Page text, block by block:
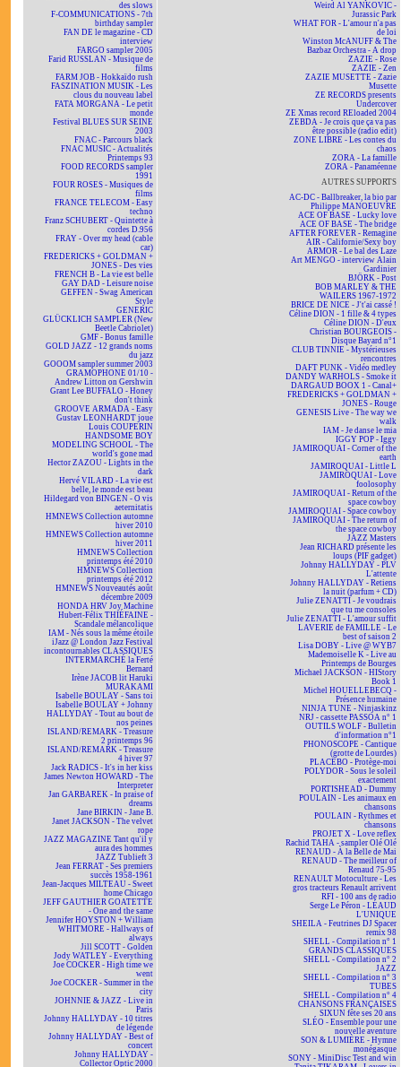
des slows
F-COMMUNICATIONS - 7th
birthday sampler
FAN DE le magazine - CD
interview
FARGO sampler 2005
Farid RUSSLAN - Musique de
films
FARM JOB - Hokkaïdo rush
FASZINATION MUSIK - Les
clous du nouveau label
FATA MORGANA - Le petit
monde
Festival BLUES SUR SEINE
2003
FNAC - Parcours black
FNAC MUSIC - Actualités
Printemps 93
FOOD RECORDS sampler
1991
FOUR ROSES - Musiques de
films
FRANCE TELECOM - Easy
techno
Franz SCHUBERT - Quintette à
cordes D.956
FRAY - Over my head (cable
car)
FREDERICKS + GOLDMAN +
JONES - Des vies
FRENCH B - La vie est belle
GAY DAD - Leisure noise
GEFFEN - Swag American
Style
GENERIC
GLÜCKLICH SAMPLER (New
Beetle Cabriolet)
GMF - Bonus famille
GOLD JAZZ - 12 grands noms
du jazz
GOOOM sampler summer 2003
GRAMOPHONE 01/10 -
Andrew Litton on Gershwin
Grant Lee BUFFALO - Honey
don't think
GROOVE ARMADA - Easy
Gustav LEONHARDT joue
Louis COUPERIN
HANDSOME BOY
MODELING SCHOOL - The
world's gone mad
Hector ZAZOU - Lights in the
dark
Hervé VILARD - La vie est
belle, le monde est beau
Hildegard von BINGEN - O vis
aeternitatis
HMNEWS Collection automne
hiver 2010
HMNEWS Collection automne
hiver 2011
HMNEWS Collection
printemps été 2010
HMNEWS Collection
printemps été 2012
HMNEWS Nouveautés août
décembre 2009
HONDA HRV Joy Machine
Hubert-Félix THIÉFAINE -
Scandale mélancolique
IAM - Nés sous la même étoile
iJazz @ London Jazz Festival
incontournables CLASSIQUES
INTERMARCHÉ la Ferté
Bernard
Irène JACOB lit Haruki
MURAKAMI
Isabelle BOULAY - Sans toi
Isabelle BOULAY + Johnny
HALLYDAY - Tout au bout de
nos peines
ISLAND/REMARK - Treasure
2 printemps 96
ISLAND/REMARK - Treasure
4 hiver 97
Jack RADICS - It's in her kiss
James Newton HOWARD - The
Interpreter
Jan GARBAREK - In praise of
dreams
Jane BIRKIN - Jane B.
Janet JACKSON - The velvet
rope
JAZZ MAGAZINE Tant qu'il y
aura des hommes
JAZZ Tublieft 3
Jean FERRAT - Ses premiers
succès 1958-1961
Jean-Jacques MILTEAU - Sweet
home Chicago
JEFF GAUTHIER GOATETTE
- One and the same
Jennifer HOYSTON + William
WHITMORE - Hallways of
always
Jill SCOTT - Golden
Jody WATLEY - Everything
Joe COCKER - High time we
went
Joe COCKER - Summer in the
city
JOHNNIE & JAZZ - Live in
Paris
Johnny HALLYDAY - 10 titres
de légende
Johnny HALLYDAY - Best of
concert
Johnny HALLYDAY -
Collector Optic 2000
Weird Al YANKOVIC -
Jurassic Park
WHAT FOR - L'amour n'a pas
de loi
Winston McANUFF & The
Bazbaz Orchestra - A drop
ZAZIE - Rose
ZAZIE - Zen
ZAZIE MUSETTE - Zazie
Musette
ZE RECORDS presents
Undercover
ZE Xmas record REloaded 2004
ZEBDA - Je crois que ça va pas
être possible (radio edit)
ZONE LIBRE - Les contes du
chaos
ZORA - La famille
ZORA - Panaméenne
AUTRES SUPPORTS
AC-DC - Ballbreaker, la bio par
Philippe MANOEUVRE
ACE OF BASE - Lucky love
ACE OF BASE - The bridge
AFTER FOREVER - Remagine
AIR - Californie/Sexy boy
ARMOR - Le bal des Laze
Art MENGO - interview Alain
Gardinier
BJÖRK - Post
BOB MARLEY & THE
WAILERS 1967-1972
BRICE DE NICE - J't'ai cassé !
Céline DION - 1 fille & 4 types
Céline DION - D'eux
Christian BOURGEOIS -
Disque Bayard n°1
CLUB TINNIE - Mystérieuses
rencontres
DAFT PUNK - Vidéo medley
DANDY WARHOLS - Smoke it
DARGAUD BOOX 1 - Canal+
FREDERICKS + GOLDMAN +
JONES - Rouge
GENESIS Live - The way we
walk
IAM - Je danse le mia
IGGY POP - Iggy
JAMIROQUAI - Corner of the
earth
JAMIROQUAI - Little L
JAMIROQUAI - Love
foolosophy
JAMIROQUAI - Return of the
space cowboy
JAMIROQUAI - Space cowboy
JAMIROQUAI - The return of
the space cowboy
JAZZ Masters
Jean RICHARD présente les
loups (PIF gadget)
Johnny HALLYDAY - PLV
L'attente
Johnny HALLYDAY - Retiens
la nuit (parfum + CD)
Julie ZENATTI - Je voudrais
que tu me consoles
Julie ZENATTI - L'amour suffit
LAVERIE de FAMILLE - Le
best of saison 2
Lisa DOBY - Live @ WYB7
Mademoiselle K - Live au
Printemps de Bourges
Michael JACKSON - HIStory
Book 1
Michel HOUELLEBECQ -
Présence humaine
NINJA TUNE - Ninjaskinz
NRJ - cassette PASSOA n° 1
OUTILS WOLF - Bulletin
d'information n°1
PHONOSCOPE - Cantique
(grotte de Lourdes)
PLACEBO - Protège-moi
POLYDOR - Sous le soleil
exactement
PORTISHEAD - Dummy
POULAIN - Les animaux en
chansons
POULAIN - Rythmes et
chansons
PROJET X - Love reflex
Rachid TAHA - sampler Olé Olé
RENAUD - À la Belle de Mai
RENAUD - The meilleur of
Renaud 75-95
RENAULT Motoculture - Les
gros tracteurs Renault arrivent
RFI - 100 ans de radio
Serge Le Péron - LÉAUD
L'UNIQUE
SHEILA - Feutrines DJ Spacer
remix 98
SHELL - Compilation n° 1
GRANDS CLASSIQUES
SHELL - Compilation n° 2
JAZZ
SHELL - Compilation n° 3
TUBES
SHELL - Compilation n° 4
CHANSONS FRANÇAISES
SIXUN fête ses 20 ans
SLÉO - Ensemble pour une
nouvelle aventure
SON & LUMIÈRE - Hymne
monégasque
SONY - MiniDisc Test and win